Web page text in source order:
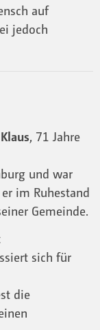
auf
jedoch
Klaus, 71 Jahre
und war
im Ruhestand
Gemeinde.
sich für
die